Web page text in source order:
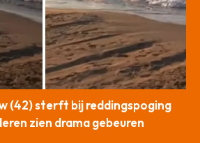
(42) sterft bij reddingspoging
zien drama gebeuren